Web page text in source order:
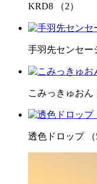
KRD8 （2）
手羽先センセー
こみっきゅおん
透色ドロップ （